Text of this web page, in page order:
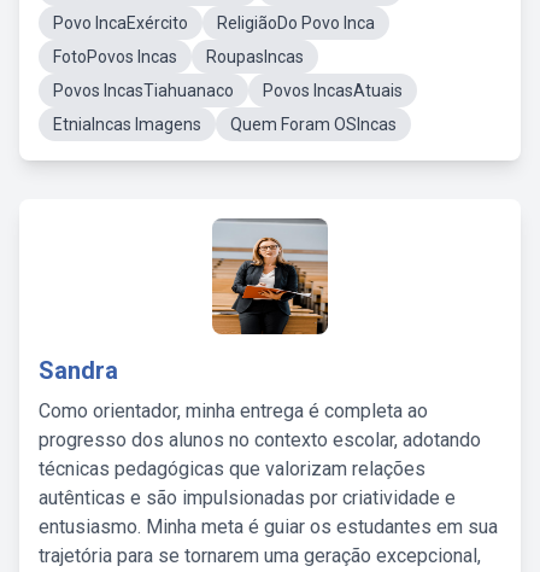
Povo IncaExército
ReligiãoDo Povo Inca
FotoPovos Incas
RoupasIncas
Povos IncasTiahuanaco
Povos IncasAtuais
EtniaIncas Imagens
Quem Foram OSIncas
Sandra
Como orientador, minha entrega é completa ao
progresso dos alunos no contexto escolar, adotando
técnicas pedagógicas que valorizam relações
autênticas e são impulsionadas por criatividade e
entusiasmo. Minha meta é guiar os estudantes em sua
trajetória para se tornarem uma geração excepcional,